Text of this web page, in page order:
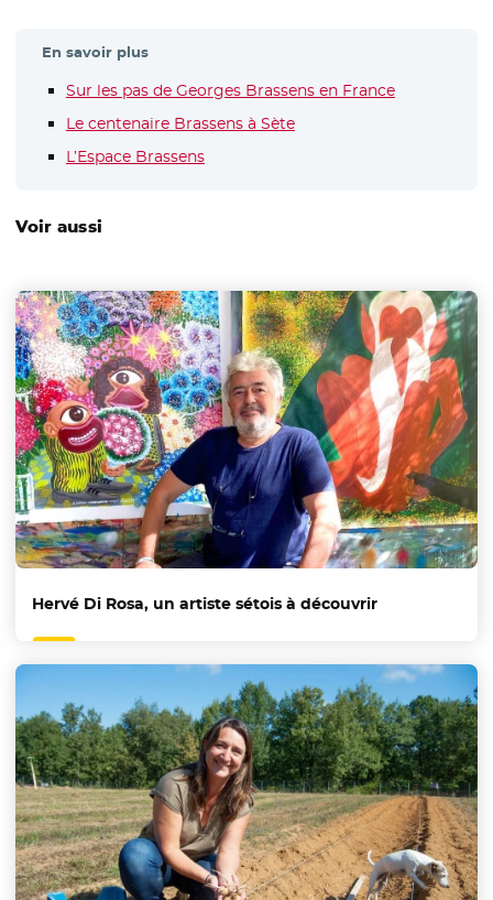
En savoir plus
Sur les pas de Georges Brassens en France- Nouvelle
Le centenaire Brassens à Sète- Nouvelle fenêtre
L’Espace Brassens- Nouvelle fenêtre
Voir aussi
Hervé Di Rosa, un artiste sétois à découvrir